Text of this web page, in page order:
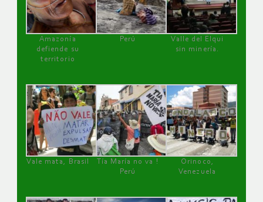
Amazonía
defiende su
territorio
Perú
Valle del Elqui
sin minería.
Vale mata, Brasil
Tía María no va !
Perú
Orinoco,
Venezuela